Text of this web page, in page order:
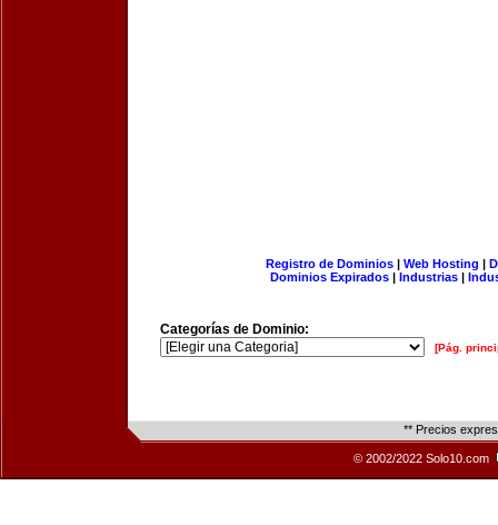
Registro de Dominios| Web Hosting |
Dominios Expirados | Industrias |
Categorías de Dominio:
[Pág.
** Precios
© 2002/2022 Solo10.com